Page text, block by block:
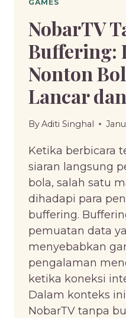
GAMES
NobarTV
Buffering:
Nonton
Lancar
ByAditi Singhal
Ketika berbicara
siaran langsung
bola, salah satu
dihadapi para
buffering.
pemuatan data
menyebabkan
pengalaman
ketika koneksi
Dalam konteks
NobarTV tanpa